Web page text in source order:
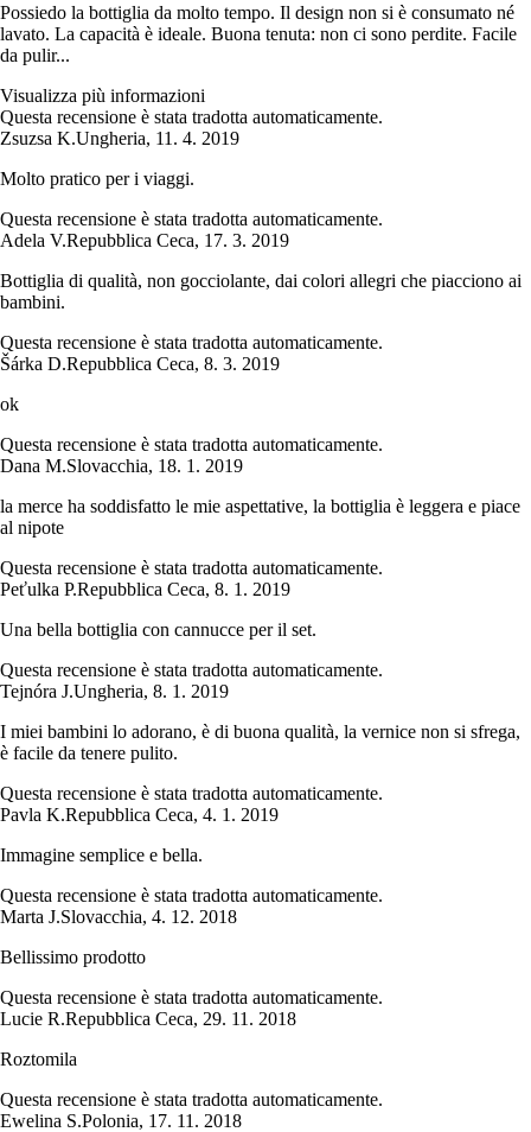
Possiedo la bottiglia da molto tempo. Il design non si è consumato né
lavato. La capacità è ideale. Buona tenuta: non ci sono perdite. Facile
da pulir...
Visualizza più informazioni
Questa recensione è stata tradotta automaticamente.
Zsuzsa K.Ungheria, 11. 4. 2019
Molto pratico per i viaggi.
Questa recensione è stata tradotta automaticamente.
Adela V.Repubblica Ceca, 17. 3. 2019
Bottiglia di qualità, non gocciolante, dai colori allegri che piacciono ai
bambini.
Questa recensione è stata tradotta automaticamente.
Šárka D.Repubblica Ceca, 8. 3. 2019
ok
Questa recensione è stata tradotta automaticamente.
Dana M.Slovacchia, 18. 1. 2019
la merce ha soddisfatto le mie aspettative, la bottiglia è leggera e piace
al nipote
Questa recensione è stata tradotta automaticamente.
Peťulka P.Repubblica Ceca, 8. 1. 2019
Una bella bottiglia con cannucce per il set.
Questa recensione è stata tradotta automaticamente.
Tejnóra J.Ungheria, 8. 1. 2019
I miei bambini lo adorano, è di buona qualità, la vernice non si sfrega,
è facile da tenere pulito.
Questa recensione è stata tradotta automaticamente.
Pavla K.Repubblica Ceca, 4. 1. 2019
Immagine semplice e bella.
Questa recensione è stata tradotta automaticamente.
Marta J.Slovacchia, 4. 12. 2018
Bellissimo prodotto
Questa recensione è stata tradotta automaticamente.
Lucie R.Repubblica Ceca, 29. 11. 2018
Roztomila
Questa recensione è stata tradotta automaticamente.
Ewelina S.Polonia, 17. 11. 2018